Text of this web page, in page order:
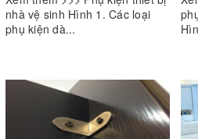
nhà vệ sinh Hình 1. Các loại
phụ kiện dà...